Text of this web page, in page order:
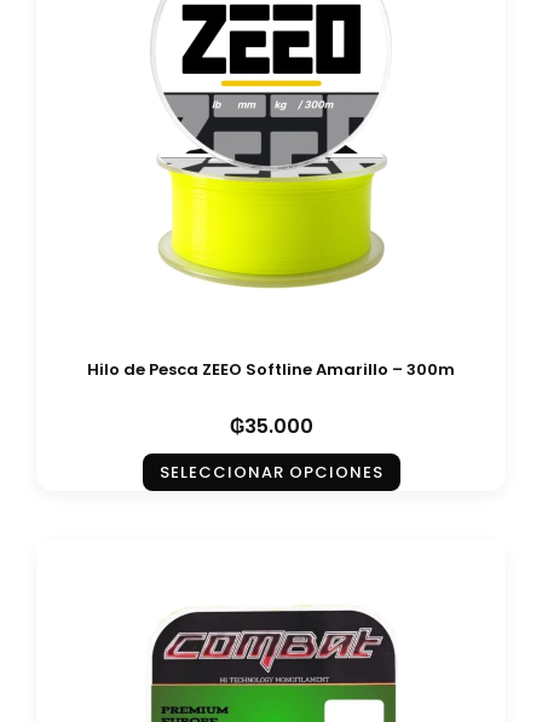
Hilo de Pesca ZEEO Softline Amarillo – 300m
₲35.000
SELECCIONAR OPCIONES